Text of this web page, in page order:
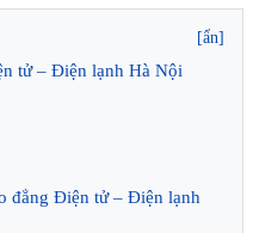
[ẩn]
tử – Điện lạnh Hà Nội
đẳng Điện tử – Điện lạnh